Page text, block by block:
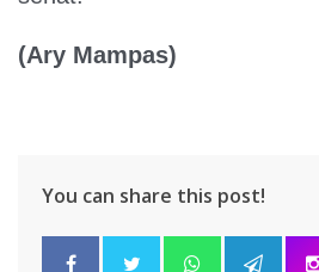
(Ary Mampas)
You can share this post!